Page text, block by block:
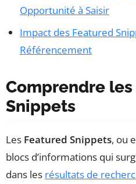
Opportunité à Saisir
Impact des Featured
Référencement
Comprendre
Snippets
Les Featured Snippets, ou
blocs d’informations qui
dans les résultats de